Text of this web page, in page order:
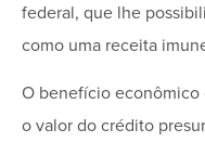
federal, que lhe
como uma receita
O benefício econômico
o valor do crédito